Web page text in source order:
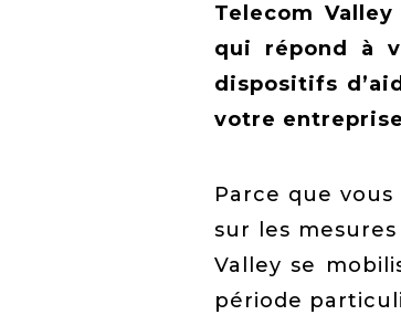
Telecom
qui répond à
dispositifs
votre
Parce que
sur les
Valley se
période